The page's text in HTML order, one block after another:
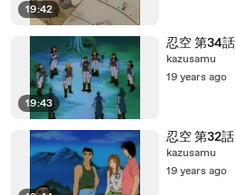
19:42
19:43
忍空 第34話
kazusamu
19 years ago
忍空 第32話
kazusamu
19 years ago